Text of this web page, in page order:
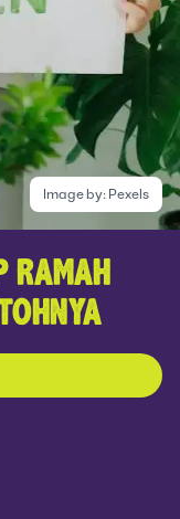
Image by: Pexels
RAMAH